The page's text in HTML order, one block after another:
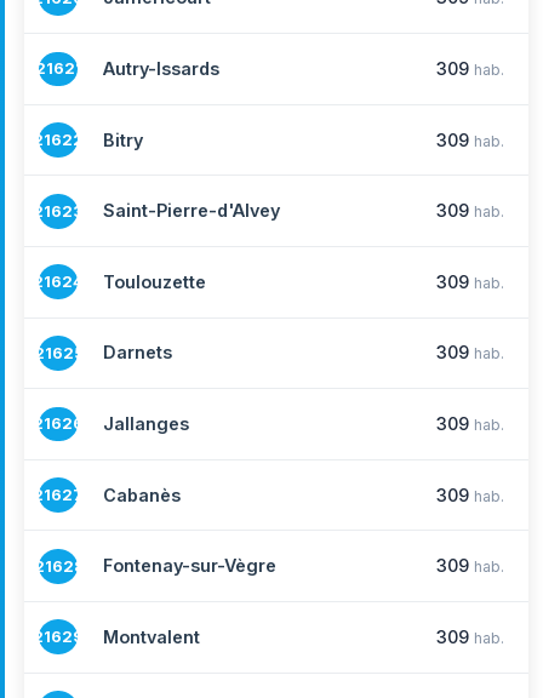
21621 Autry-Issards 309 hab.
21622 Bitry 309 hab.
21623 Saint-Pierre-d'Alvey 309 hab.
21624 Toulouzette 309 hab.
21625 Darnets 309 hab.
21626 Jallanges 309 hab.
21627 Cabanès 309 hab.
21628 Fontenay-sur-Vègre 309 hab.
21629 Montvalent 309 hab.